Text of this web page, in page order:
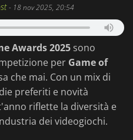
- 18 nov 2025, 20:54
Awards 2025 sono
per Game of
che mai. Con un mix di
preferiti e novità
riflette la diversità e
dei videogiochi.